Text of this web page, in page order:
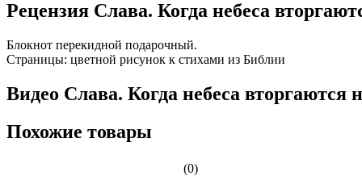
Рецензия Слава. Когда небеса
Блокнот перекидной подарочный.
Страницы: цветной рисунок к стихами из Библии
Видео Слава. Когда небеса
Похожие товары
(0)